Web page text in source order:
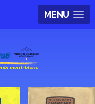
MENU